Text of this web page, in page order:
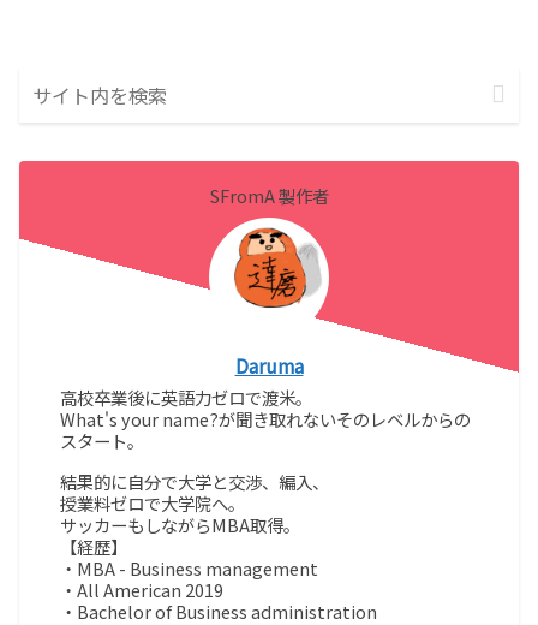
SFromA 製作者
Daruma
高校卒業後に英語力ゼロで渡米。
What's your name?が聞き取れないそのレベルからの
スタート。
結果的に自分で大学と交渉、編入、
授業料ゼロで大学院へ。
サッカーもしながらMBA取得。
【経歴】
・MBA - Business management
・All American 2019
・Bachelor of Business administration